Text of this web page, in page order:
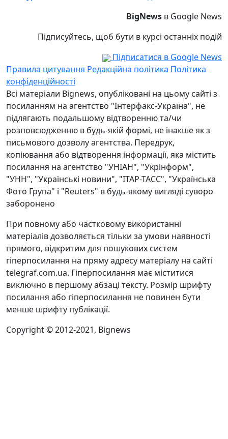
BigNews в Google News
Підписуйтесь, щоб бути в курсі останніх подій
Підписатися в Google News
Правила цитування Редакційна політика Політика
конфіденційності
Всі матеріали Bignews, опубліковані на цьому сайті з
посиланням на агентство "Інтерфакс-Україна", не
підлягають подальшому відтворенню та/чи
розповсюдженню в будь-якій формі, не інакше як з
письмового дозволу агентства. Передрук,
копіювання або відтворення інформації, яка містить
посилання на агентство "УНІАН", "Укрінформ",
"УНН", "Українські новини", "ІТАР-ТАСС", "Українська
Фото Група" і "Reuters" в будь-якому вигляді суворо
заборонено
При повному або частковому використанні
матеріалів дозволяється тільки за умови наявності
прямого, відкритим для пошукових систем
гіперпосилання на пряму адресу матеріалу на сайті
telegraf.com.ua. Гіперпосилання має міститися
виключно в першому абзаці тексту. Розмір шрифту
посилання або гіперпосилання не повинен бути
менше шрифту публікації.
Copyright © 2012-2021, Bignews